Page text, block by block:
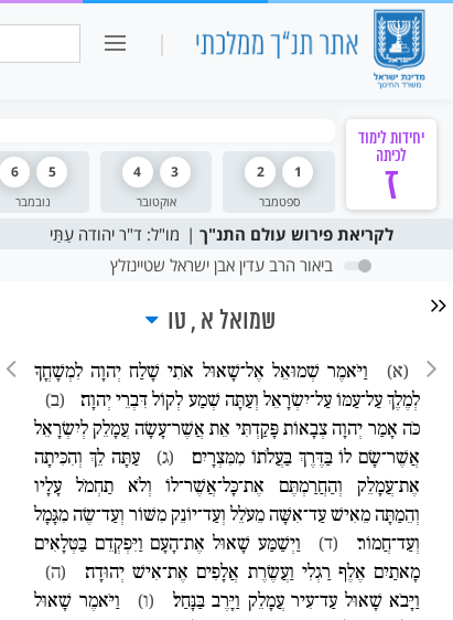
חיפוש:
כיתה ו
יחידות לימוד
לכיתה
ז ספטמבר
1
2
אוקטובר
3
4
נובמבר
5
6
לקריאת פירוש עולם התנ"ך
מו"ל: ד"ר יהודה עַתַּי
ביאור הרב עדין אבן ישראל שטיינזלץ
שמואל א טו
(א)
וַיֹּאמֶר שְׁמוּאֵל אֶל־שָׁאוּל אֹתִי שָׁלַח יְהוָה לִמְשָׁחֳךָ
לְמֶלֶךְ עַל־עַמּוֹ עַל־יִשְׂרָאֵל וְעַתָּה שְׁמַע לְקוֹל דִּבְרֵי יְהוָה׃
(ב)
כֹּה אָמַר יְהוָה צְבָאוֹת פָּקַדְתִּי אֵת אֲשֶׁר־עָשָׂה עֲמָלֵק לְיִשְׂרָאֵל
אֲשֶׁר־שָׂם לוֹ בַּדֶּרֶךְ בַּעֲלֹתוֹ מִמִּצְרָיִם׃
(ג)
עַתָּה לֵךְ וְהִכִּיתָה
אֶת־עֲמָלֵק וְהַחֲרַמְתֶּם אֶת־כָּל־אֲשֶׁר־לוֹ וְלֹא תַחְמֹל עָלָיו
וְהֵמַתָּה מֵאִישׁ עַד־אִשָּׁה מֵעֹלֵל וְעַד־יוֹנֵק מִשּׁוֹר וְעַד־שֶׂה מִגָּמָל
וְעַד־חֲמוֹר׃
(ד)
וַיְשַׁמַּע שָׁאוּל אֶת־הָעָם וַיִּפְקְדֵם בַּטְּלָאִים
מָאתַיִם אֶלֶף רַגְלִי וַעֲשֶׂרֶת אֲלָפִים אֶת־אִישׁ יְהוּדָה׃
(ה)
וַיָּבֹא שָׁאוּל עַד־עִיר עֲמָלֵק וַיָּרֶב בַּנָּחַל׃
(ו)
וַיֹּאמֶר שָׁאוּל